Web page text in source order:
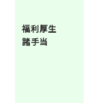
福利厚生
諸手当